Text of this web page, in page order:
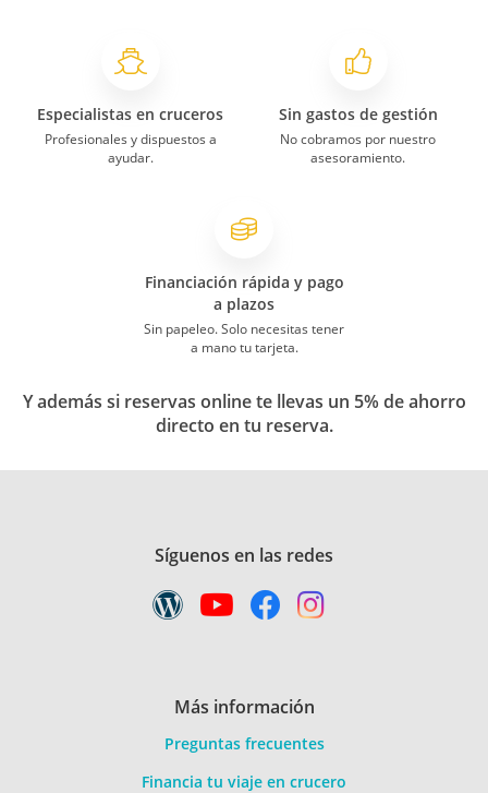
Especialistas en cruceros
Profesionales y dispuestos a
ayudar.
Sin gastos de gestión
No cobramos por nuestro
asesoramiento.
Financiación rápida y pago
a plazos
Sin papeleo. Solo necesitas tener
a mano tu tarjeta.
Y además si reservas online te llevas un 5% de ahorro
directo en tu reserva.
Síguenos en las redes
Más información
Preguntas frecuentes
Financia tu viaje en crucero